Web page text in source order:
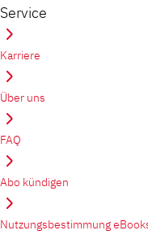
Service
Karriere
Über uns
FAQ
Abo kündigen
Nutzungsbestimmung